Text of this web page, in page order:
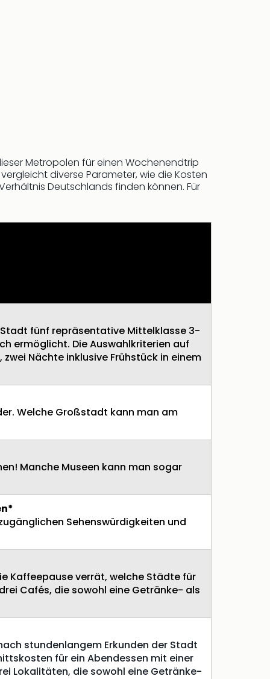
Metropolen für einen Wochenendtrip
vergleicht diverse Parameter, wie die Kosten
Deutschlands finden können. Für
fünf repräsentative Mittelklasse 3-
ermöglicht. Die Auswahlkriterien auf
Nächte inklusive Frühstück in einem
Welche Großstadt kann man am
Manche Museen kann man sogar
Sehenswürdigkeiten und
Kaffeepause verrät, welche Städte für
Cafés, die sowohl eine Getränke- als
stundenlangem Erkunden der Stadt
für ein Abendessen mit einer
Lokalitäten, die sowohl eine Getränke-